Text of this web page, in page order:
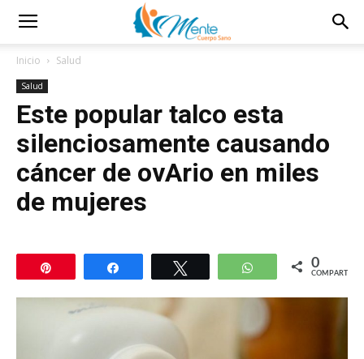
Inicio Salud
Salud
Este popular talco esta
silenciosamente causando
cáncer de ovArio en miles
de mujeres
Compartir WhatsApp
0
COMPARTIR